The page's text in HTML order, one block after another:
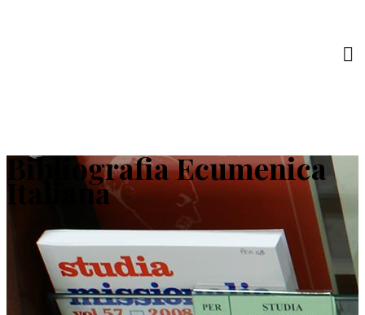
Bibliografia Ecumenica
Italiana